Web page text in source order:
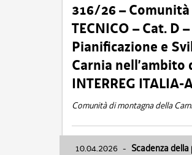
316/26 – Comunità
TECNICO – Cat.
Pianificazione e
Carnia
INTERREG ITALIA-
Comunità di montagna della
10.04.2026 - Scadenza